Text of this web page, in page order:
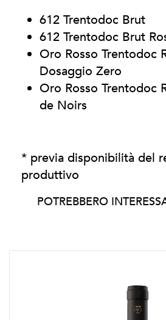
612 Trentodoc Brut
612 Trentodoc Brut
Oro Rosso Trentodoc
Dosaggio Zero
Oro Rosso Trentodoc
de Noirs
* previa disponibilità del
produttivo
POTREBBERO